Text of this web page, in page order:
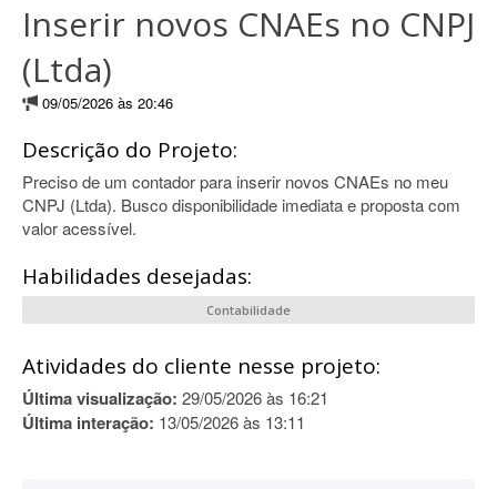
Inserir novos CNAEs no CNPJ
(Ltda)
09/05/2026 às 20:46
Descrição do Projeto:
Preciso de um contador para inserir novos CNAEs no meu
CNPJ (Ltda). Busco disponibilidade imediata e proposta com
valor acessível.
Habilidades desejadas:
Contabilidade
Atividades do cliente nesse projeto:
Última visualização: 29/05/2026 às 16:21
Última interação: 13/05/2026 às 13:11